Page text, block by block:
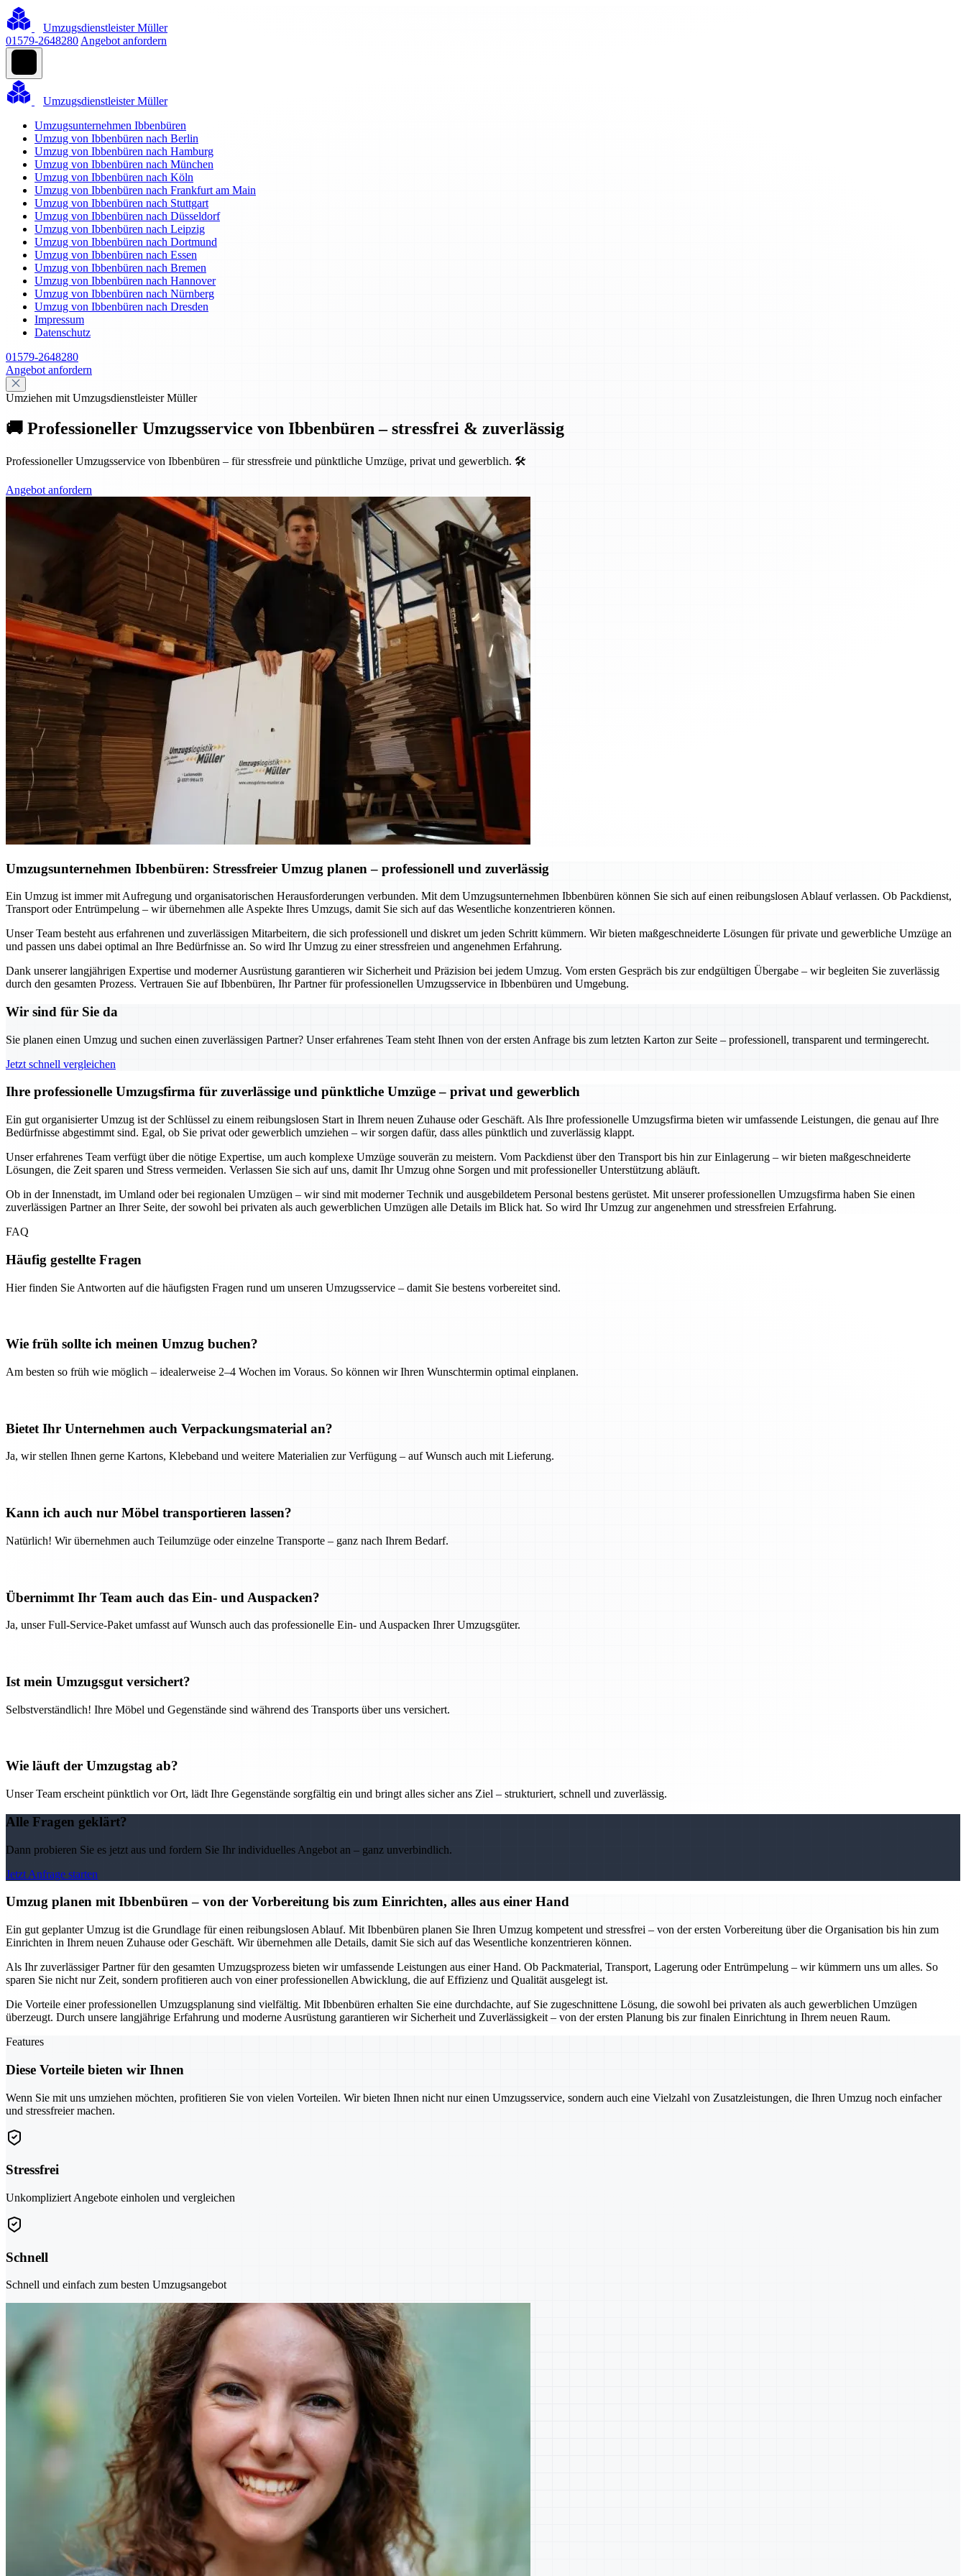
Umzugsdienstleister Müller
01579-2648280 Angebot anfordern
Umzugsdienstleister Müller
Umzugsunternehmen Ibbenbüren
Umzug von Ibbenbüren nach Berlin
Umzug von Ibbenbüren nach Hamburg
Umzug von Ibbenbüren nach München
Umzug von Ibbenbüren nach Köln
Umzug von Ibbenbüren nach Frankfurt am Main
Umzug von Ibbenbüren nach Stuttgart
Umzug von Ibbenbüren nach Düsseldorf
Umzug von Ibbenbüren nach Leipzig
Umzug von Ibbenbüren nach Dortmund
Umzug von Ibbenbüren nach Essen
Umzug von Ibbenbüren nach Bremen
Umzug von Ibbenbüren nach Hannover
Umzug von Ibbenbüren nach Nürnberg
Umzug von Ibbenbüren nach Dresden
Impressum
Datenschutz
01579-2648280
Angebot anfordern
Umziehen mit Umzugsdienstleister Müller
🚚 Professioneller Umzugsservice von Ibbenbüren – stressfrei & zuverlässig
Professioneller Umzugsservice von Ibbenbüren – für stressfreie und pünktliche Umzüge, privat und gewerblich. 🛠️
Angebot anfordern
Umzugsunternehmen Ibbenbüren: Stressfreier Umzug planen – professionell und zuverlässig
Ein Umzug ist immer mit Aufregung und organisatorischen Herausforderungen verbunden. Mit dem Umzugsunternehmen Ibbenbüren können Sie sich auf einen reibungslosen Ablauf verlassen. Ob Packdienst,
Transport oder Entrümpelung – wir übernehmen alle Aspekte Ihres Umzugs, damit Sie sich auf das Wesentliche konzentrieren können.
Unser Team besteht aus erfahrenen und zuverlässigen Mitarbeitern, die sich professionell und diskret um jeden Schritt kümmern. Wir bieten maßgeschneiderte Lösungen für private und gewerbliche Umzüge an
und passen uns dabei optimal an Ihre Bedürfnisse an. So wird Ihr Umzug zu einer stressfreien und angenehmen Erfahrung.
Dank unserer langjährigen Expertise und moderner Ausrüstung garantieren wir Sicherheit und Präzision bei jedem Umzug. Vom ersten Gespräch bis zur endgültigen Übergabe – wir begleiten Sie zuverlässig
durch den gesamten Prozess. Vertrauen Sie auf Ibbenbüren, Ihr Partner für professionellen Umzugsservice in Ibbenbüren und Umgebung.
Wir sind für Sie da
Sie planen einen Umzug und suchen einen zuverlässigen Partner? Unser erfahrenes Team steht Ihnen von der ersten Anfrage bis zum letzten Karton zur Seite – professionell, transparent und termingerecht.
Jetzt schnell vergleichen
Ihre professionelle Umzugsfirma für zuverlässige und pünktliche Umzüge – privat und gewerblich
Ein gut organisierter Umzug ist der Schlüssel zu einem reibungslosen Start in Ihrem neuen Zuhause oder Geschäft. Als Ihre professionelle Umzugsfirma bieten wir umfassende Leistungen, die genau auf Ihre
Bedürfnisse abgestimmt sind. Egal, ob Sie privat oder gewerblich umziehen – wir sorgen dafür, dass alles pünktlich und zuverlässig klappt.
Unser erfahrenes Team verfügt über die nötige Expertise, um auch komplexe Umzüge souverän zu meistern. Vom Packdienst über den Transport bis hin zur Einlagerung – wir bieten maßgeschneiderte
Lösungen, die Zeit sparen und Stress vermeiden. Verlassen Sie sich auf uns, damit Ihr Umzug ohne Sorgen und mit professioneller Unterstützung abläuft.
Ob in der Innenstadt, im Umland oder bei regionalen Umzügen – wir sind mit moderner Technik und ausgebildetem Personal bestens gerüstet. Mit unserer professionellen Umzugsfirma haben Sie einen
zuverlässigen Partner an Ihrer Seite, der sowohl bei privaten als auch gewerblichen Umzügen alle Details im Blick hat. So wird Ihr Umzug zur angenehmen und stressfreien Erfahrung.
FAQ
Häufig gestellte Fragen
Hier finden Sie Antworten auf die häufigsten Fragen rund um unseren Umzugsservice – damit Sie bestens vorbereitet sind.
Wie früh sollte ich meinen Umzug buchen?
Am besten so früh wie möglich – idealerweise 2–4 Wochen im Voraus. So können wir Ihren Wunschtermin optimal einplanen.
Bietet Ihr Unternehmen auch Verpackungsmaterial an?
Ja, wir stellen Ihnen gerne Kartons, Klebeband und weitere Materialien zur Verfügung – auf Wunsch auch mit Lieferung.
Kann ich auch nur Möbel transportieren lassen?
Natürlich! Wir übernehmen auch Teilumzüge oder einzelne Transporte – ganz nach Ihrem Bedarf.
Übernimmt Ihr Team auch das Ein- und Auspacken?
Ja, unser Full-Service-Paket umfasst auf Wunsch auch das professionelle Ein- und Auspacken Ihrer Umzugsgüter.
Ist mein Umzugsgut versichert?
Selbstverständlich! Ihre Möbel und Gegenstände sind während des Transports über uns versichert.
Wie läuft der Umzugstag ab?
Unser Team erscheint pünktlich vor Ort, lädt Ihre Gegenstände sorgfältig ein und bringt alles sicher ans Ziel – strukturiert, schnell und zuverlässig.
Alle Fragen geklärt?
Dann probieren Sie es jetzt aus und fordern Sie Ihr individuelles Angebot an – ganz unverbindlich.
Jetzt Anfrage starten
Umzug planen mit Ibbenbüren – von der Vorbereitung bis zum Einrichten, alles aus einer Hand
Ein gut geplanter Umzug ist die Grundlage für einen reibungslosen Ablauf. Mit Ibbenbüren planen Sie Ihren Umzug kompetent und stressfrei – von der ersten Vorbereitung über die Organisation bis hin zum
Einrichten in Ihrem neuen Zuhause oder Geschäft. Wir übernehmen alle Details, damit Sie sich auf das Wesentliche konzentrieren können.
Als Ihr zuverlässiger Partner für den gesamten Umzugsprozess bieten wir umfassende Leistungen aus einer Hand. Ob Packmaterial, Transport, Lagerung oder Entrümpelung – wir kümmern uns um alles. So
sparen Sie nicht nur Zeit, sondern profitieren auch von einer professionellen Abwicklung, die auf Effizienz und Qualität ausgelegt ist.
Die Vorteile einer professionellen Umzugsplanung sind vielfältig. Mit Ibbenbüren erhalten Sie eine durchdachte, auf Sie zugeschnittene Lösung, die sowohl bei privaten als auch gewerblichen Umzügen
überzeugt. Durch unsere langjährige Erfahrung und moderne Ausrüstung garantieren wir Sicherheit und Zuverlässigkeit – von der ersten Planung bis zur finalen Einrichtung in Ihrem neuen Raum.
Features
Diese Vorteile bieten wir Ihnen
Wenn Sie mit uns umziehen möchten, profitieren Sie von vielen Vorteilen. Wir bieten Ihnen nicht nur einen Umzugsservice, sondern auch eine Vielzahl von Zusatzleistungen, die Ihren Umzug noch einfacher
und stressfreier machen.
Stressfrei
Unkompliziert Angebote einholen und vergleichen
Schnell
Schnell und einfach zum besten Umzugsangebot